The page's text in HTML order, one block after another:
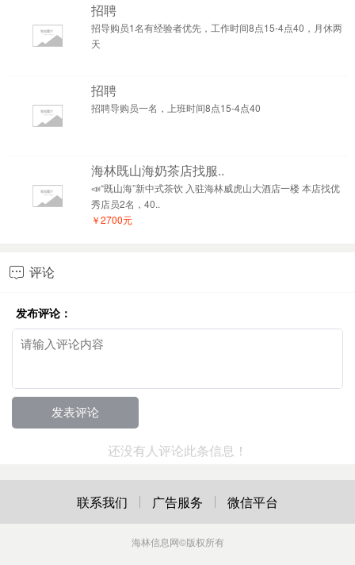
招聘
招导购员1名有经验者优先，工作时间8点15-4点40，月休两
天
招聘
招聘导购员一名，上班时间8点15-4点40
海林既山海奶茶店找服..
📣“既山海”新中式茶饮 入驻海林威虎山大酒店一楼 本店找优
秀店员2名，40..
￥2700元
 评论
发布评论：
还没有人评论此条信息！
联系我们 广告服务 微信平台
海林信息网©版权所有